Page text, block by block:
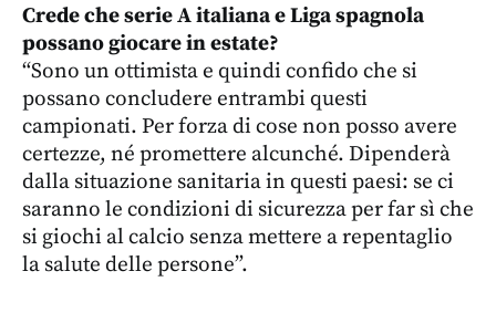
Crede che serie A italiana e Liga spagnola
possano giocare in estate?
“Sono un ottimista e quindi confido che si
possano concludere entrambi questi
campionati. Per forza di cose non posso avere
certezze, né promettere alcunché. Dipenderà
dalla situazione sanitaria in questi paesi: se ci
saranno le condizioni di sicurezza per far sì che
si giochi al calcio senza mettere a repentaglio
la salute delle persone”.